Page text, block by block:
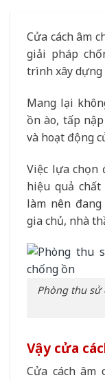
Cửa cách âm
giải pháp
trình xây dựng
Mang lại
ồn ào, tấp
và hoạt động
Việc lựa chọn
hiệu quả
làm nên
gia chủ, nhà
Phòng thu sử
Vậy cửa
Cửa cách